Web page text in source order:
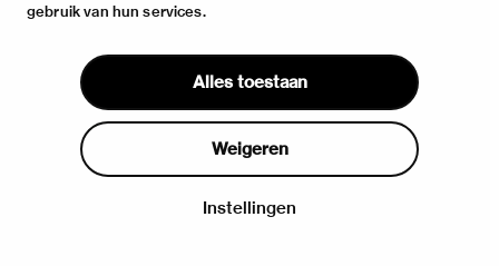
gebruik van hun services.
Alles toestaan
Weigeren
Instellingen